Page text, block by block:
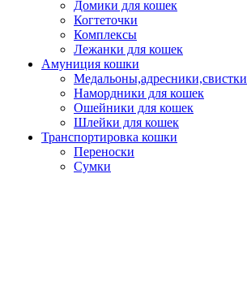
Домики для кошек
Когтеточки
Комплексы
Лежанки для кошек
Амуниция кошки
Медальоны,адресники,свистки
Намордники для кошек
Ошейники для кошек
Шлейки для кошек
Транспортировка кошки
Переноски
Сумки